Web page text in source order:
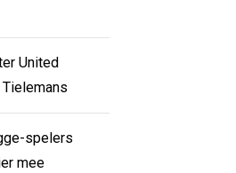
United
spelers
mee